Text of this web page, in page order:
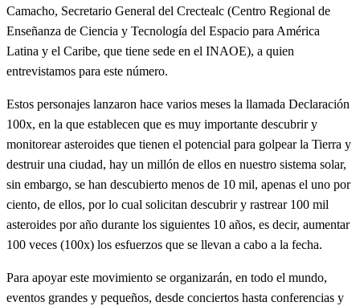
Camacho, Secretario General del Crectealc (Centro Regional de
Enseñanza de Ciencia y Tecnología del Espacio para América
Latina y el Caribe, que tiene sede en el INAOE), a quien
entrevistamos para este número.
Estos personajes lanzaron hace varios meses la llamada Declaración
100x, en la que establecen que es muy importante descubrir y
monitorear asteroides que tienen el potencial para golpear la Tierra y
destruir una ciudad, hay un millón de ellos en nuestro sistema solar,
sin embargo, se han descubierto menos de 10 mil, apenas el uno por
ciento, de ellos, por lo cual solicitan descubrir y rastrear 100 mil
asteroides por año durante los siguientes 10 años, es decir, aumentar
100 veces (100x) los esfuerzos que se llevan a cabo a la fecha.
Para apoyar este movimiento se organizarán, en todo el mundo,
eventos grandes y pequeños, desde conciertos hasta conferencias y